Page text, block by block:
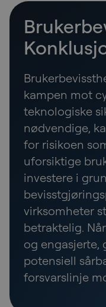
kampen mot
teknologiske
nødvendige,
for risikoen
uforsiktige
investere i
virksomheter
betraktelig.
og engasjerte,
potensiell
forsvarslinje